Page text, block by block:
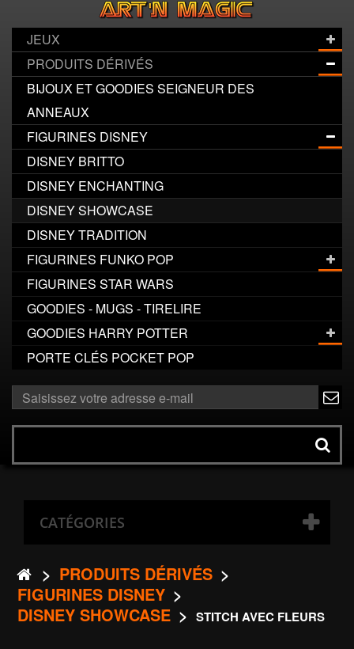
JEUX
PRODUITS DÉRIVÉS
BIJOUX ET GOODIES SEIGNEUR DES
ANNEAUX
FIGURINES DISNEY
DISNEY BRITTO
DISNEY ENCHANTING
DISNEY SHOWCASE
DISNEY TRADITION
FIGURINES FUNKO POP
FIGURINES STAR WARS
GOODIES - MUGS - TIRELIRE
GOODIES HARRY POTTER
PORTE CLÉS POCKET POP
Rechercher
produit
CATÉGORIES
> PRODUITS DÉRIVÉS >
FIGURINES DISNEY >
DISNEY SHOWCASE > STITCH AVEC FLEURS